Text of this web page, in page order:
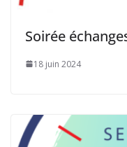
Soirée
18 juin 2024